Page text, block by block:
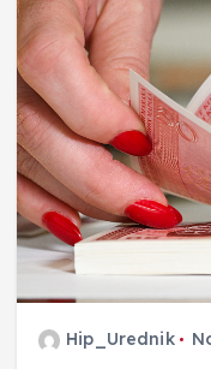
Hip_Urednik